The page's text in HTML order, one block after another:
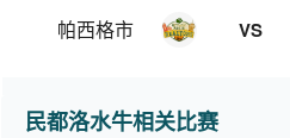
帕西格市 VS
民都洛水牛相关比赛